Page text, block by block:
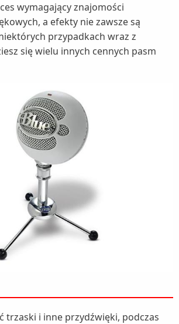
wymagający znajomości
a efekty nie zawsze są
przypadkach wraz z
się wielu innych cennych pasm
trzaski i inne przydźwięki, podczas